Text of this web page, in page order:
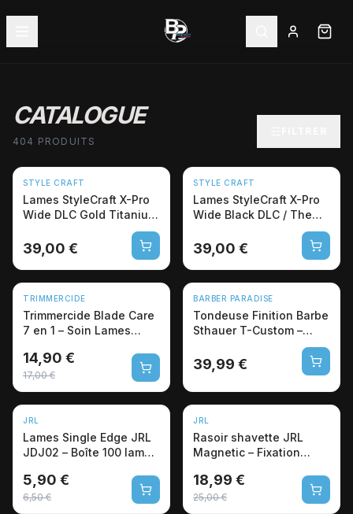
CATALOGUE
404 PRODUITS
NOUVEAU
STYLE CRAFT
Lames StyleCraft X-Pro
Wide DLC Gold Titanium
39,00 €
NOUVEAU
STYLE CRAFT
Lames StyleCraft X-Pro
Wide Black DLC / The
39,00 €
NOUVEAU
-12%
TRIMMERCIDE
Trimmercide Blade Care
7 en 1 – Soin Lames
14,90 €
17,00 €
NOUVEAU
BARBER PARADISE
Tondeuse Finition Barbe
Sthauer T-Custom –
Professionnelle
39,99 €
NOUVEAU
-9%
JRL
Lames Single Edge JRL
JDJ02 – Boîte 100 lames
5,90 €
6,50 €
NOUVEAU
-24%
JRL
Rasoir shavette JRL
Magnetic – Fixation
18,99 €
25,00 €